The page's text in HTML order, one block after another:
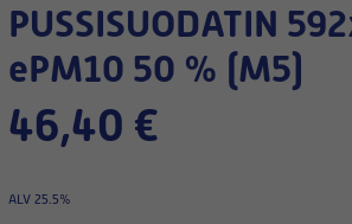
PUSSISUODATIN 592x490-540/6
ePM10 50 % (M5)
46,40 €
ALV 25.5%